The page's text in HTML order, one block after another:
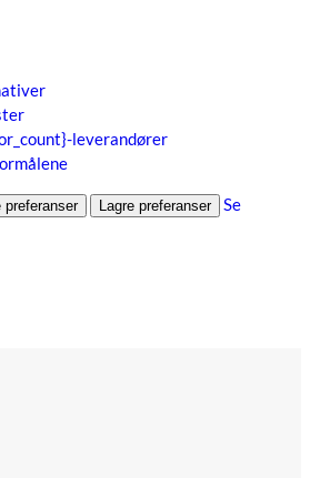
leverandører
preferanser Lagre preferanser
Se